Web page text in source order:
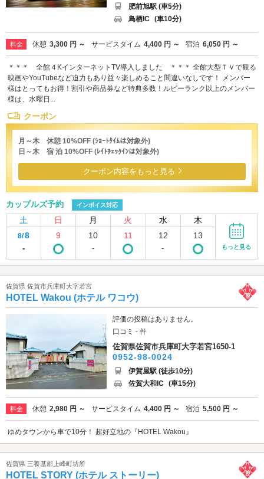
肥前旭駅 (車5分)
鳥栖IC (車10分)
料金 休憩 3,300 円 ～ サービスタイム 4,400 円 ～ 宿泊 6,050 円 ～
＊＊＊ 全館４KインターネットTV導入しました ＊＊＊ 全館大型ＴＶで観る
映画やYouTubeなど迫力もあり益々楽しめること間違いなしです！ メンバー
様はとってもお得！割引や商品券など特典多数！ルビーランク以上のメンバー
様は、水曜日...
クーポン
月～木 休憩 10%OFF (ｼｮｰﾄﾀｲﾑは対象外)
日～木 宿 泊 10%OFF (ﾚｲﾄﾁｪｯｸｲﾝは対象外)
クーポン内容をもっと見る
カップルズ予約 インボイス対応
土 日 月 火 水 木
8/8
-
9
10
-
11
12
-
13
もっと見る
佐賀県 佐賀市兵庫町大字若宮
HOTEL Wakou (ホテル ワコウ)
評価の投稿はありません。
口コミ - 件
佐賀県佐賀市兵庫町大字若宮1650-1
0952-98-0024
伊賀屋駅 (徒歩10分)
佐賀大和IC (車15分)
料金 休憩 2,980 円 ～ サービスタイム 4,400 円 ～ 宿泊 5,500 円 ～
ゆめタウンから車で10分！ 超好立地の『HOTEL Wakou』
佐賀県 三養基郡上峰町坊所
HOTEL STORY (ホテル ストーリー)